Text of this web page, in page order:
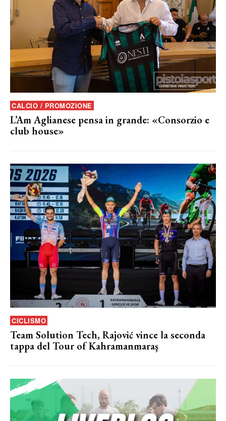
CALCIO / PROMOZIONE
L’Am Aglianese pensa in grande: «Consorzio e
club house»
CICLISMO
Team Solution Tech, Rajović vince la seconda
tappa del Tour of Kahramanmaraş